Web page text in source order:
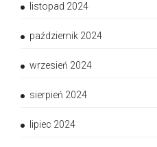
listopad 2024
październik 2024
wrzesień 2024
sierpień 2024
lipiec 2024